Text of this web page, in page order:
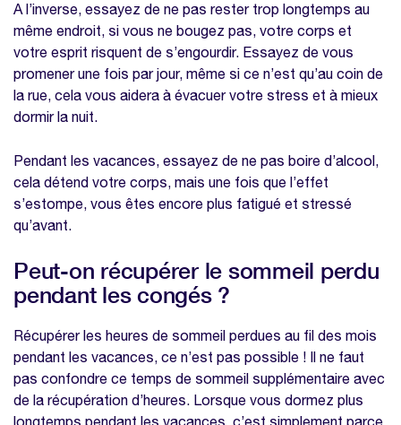
A l’inverse, essayez de ne pas rester trop longtemps au
même endroit, si vous ne bougez pas, votre corps et
votre esprit risquent de s’engourdir. Essayez de vous
promener une fois par jour, même si ce n’est qu’au coin de
la rue, cela vous aidera à évacuer votre stress et à mieux
dormir la nuit.
Pendant les vacances, essayez de ne pas boire d’alcool,
cela détend votre corps, mais une fois que l’effet
s’estompe, vous êtes encore plus fatigué et stressé
qu’avant.
Peut-on récupérer le sommeil perdu
pendant les congés ?
Récupérer les heures de sommeil perdues au fil des mois
pendant les vacances, ce n’est pas possible ! Il ne faut
pas confondre ce temps de sommeil supplémentaire avec
de la récupération d’heures. Lorsque vous dormez plus